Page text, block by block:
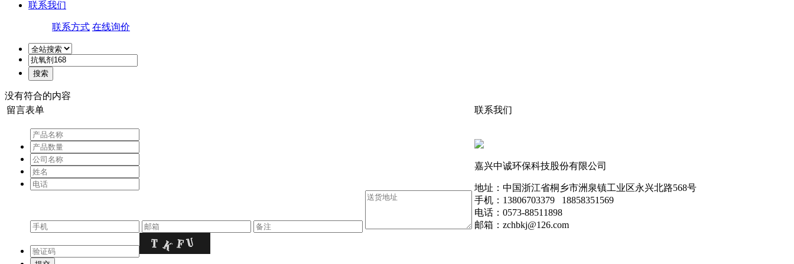
联系我们
联系方式 在线询价
没有符合的内容
留言表单
联系我们
嘉兴中诚环保科技股份有限公司
地址：中国浙江省桐乡市洲泉镇工业区永兴北路568号
手机：13806703379 18858351569
电话：0573-88511898
邮箱：zchbkj@126.com